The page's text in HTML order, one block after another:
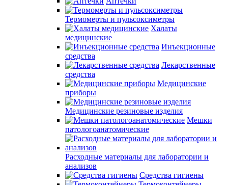
Термомерты и пульсоксиметры
Халаты
медицинские
Инъекционные
средства
Лекарственные
средства
Медицинские
приборы
Медицинские резиновые изделия
Мешки
патологоанатомические
Расходные материалы для лаборатории и
анализов
Средства гигиены